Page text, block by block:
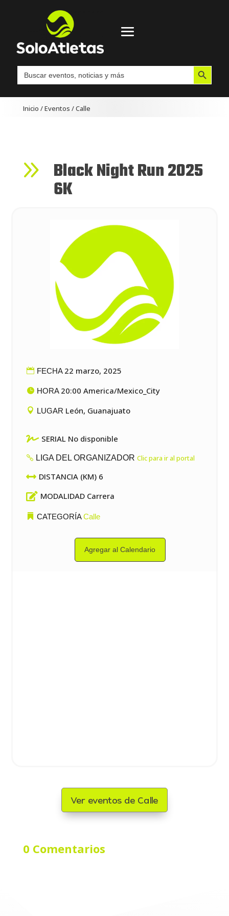
Buscar: Botón de búsqueda
Inicio /Eventos /Calle
9 Black Night Run 2025
6K
FECHA 22 marzo, 2025
HORA 20:00 America/Mexico_City
LUGAR León, Guanajuato
 SERIAL No disponible
LIGA DEL ORGANIZADOR Clic para ir al portal
 DISTANCIA (KM) 6
 MODALIDAD Carrera
CATEGORÍACalle
Agregar al Calendario
Ver eventos de Calle
0 Comentarios